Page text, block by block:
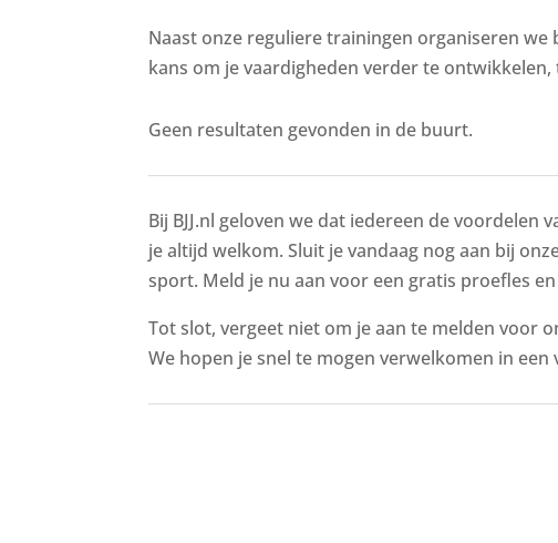
Naast onze reguliere trainingen organiseren we
kans om je vaardigheden verder te
Geen resultaten gevonden in de buurt.
Bij BJJ.nl geloven we dat iedereen de voordelen
je altijd welkom. Sluit je vandaag nog aan bij
sport. Meld je nu aan voor een gratis proefles en
Tot slot, vergeet niet om je aan te melden voor
We hopen je snel te mogen verwelkomen in